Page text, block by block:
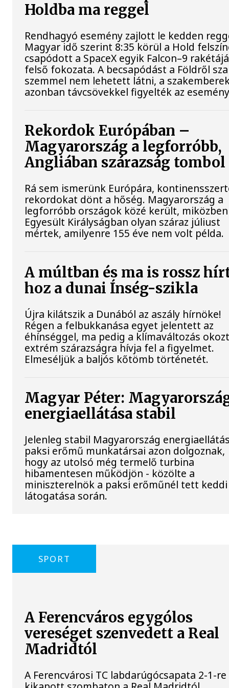
Holdba ma reggel
Rendhagyó esemény zajlott le kedden
Magyar idő szerint 8:35 körül a Hold
csapódott a SpaceX egyik Falcon–9
felső fokozata. A becsapódást a Földről
szemmel nem lehetett látni, a
azonban távcsövekkel figyelték az
Rekordok Európában –
Magyarország a legforróbb,
Angliában szárazság tombol
Rá sem ismerünk Európára,
rekordokat dönt a hőség. Magyarország a
legforróbb országok közé került,
Egyesült Királyságban olyan száraz júliust
mértek, amilyenre 155 éve nem volt példa.
A múltban és ma is rossz
hoz a dunai Ínség-szikla
Újra kilátszik a Dunából az aszály hírnöke!
Régen a felbukkanása egyet jelentett az
éhínséggel, ma pedig a klímaváltozás
extrém szárazságra hívja fel a figyelmet.
Elmeséljük a baljós kőtömb történetét.
Magyar Péter:
energiaellátása stabil
Jelenleg stabil Magyarország
paksi erőmű munkatársai azon dolgoznak,
hogy az utolsó még termelő turbina
hibamentesen működjön - közölte a
miniszterelnök a paksi erőműnél tett keddi
látogatása során.
SPORT
A Ferencváros egygólos
vereséget szenvedett a Real
Madridtól
A Ferencvárosi TC labdarúgócsapata 2-1-re